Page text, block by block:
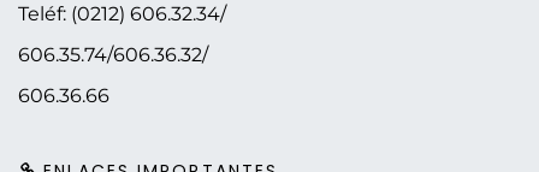
Teléf: (0212) 606.32.34/
606.35.74/606.36.32/
606.36.66